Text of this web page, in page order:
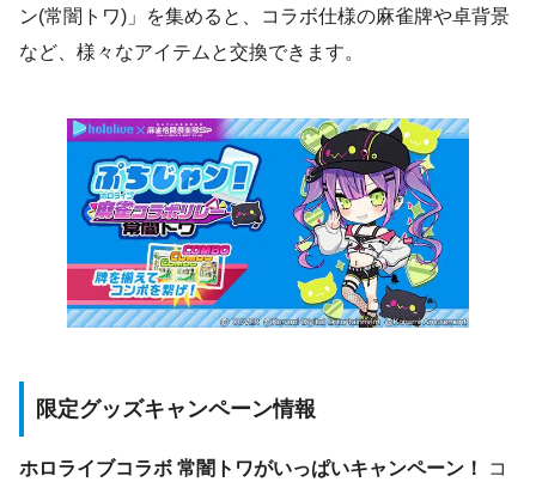
ン(常闇トワ)」を集めると、コラボ仕様の麻雀牌や卓背景
など、様々なアイテムと交換できます。
限定グッズキャンペーン情報
ホロライブコラボ 常闇トワがいっぱいキャンペーン！
コ